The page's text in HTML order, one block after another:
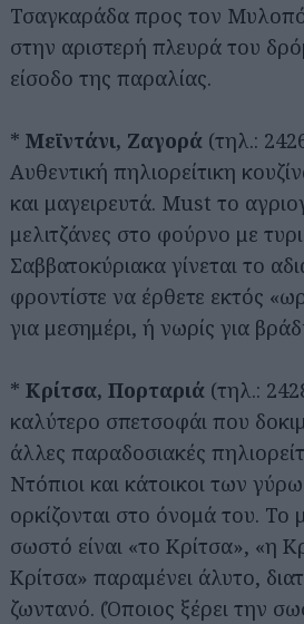
Τσαγκαράδα προς τον
στην αριστερή πλευρά του
είσοδο της παραλίας.
* Μεϊντάνι, Ζαγορά (τηλ.:
Αυθεντική πηλιορείτικη
και μαγειρευτά. Must το
μελιτζάνες στο φούρνο με
Σαββατοκύριακα γίνεται το
φροντίστε να έρθετε εκτός
για μεσημέρι, ή νωρίς για
* Κρίτσα, Πορταριά (τηλ.:
καλύτερο σπετσοφάι που
άλλες παραδοσιακές
Ντόπιοι και κάτοικοι των
ορκίζονται στο όνομά του. Το
σωστό είναι «το Κρίτσα», «η
Κρίτσα» παραμένει άλυτο,
ζωντανό. (Όποιος ξέρει την